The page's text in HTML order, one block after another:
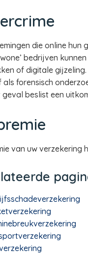
die online
bedrijven
of digitale
als forensisch
geval beslist een
van uw